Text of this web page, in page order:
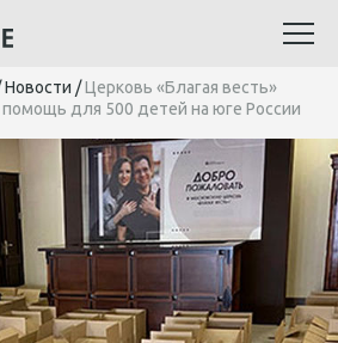
Новости /Церковь «Благая весть»
для 500 детей на юге России